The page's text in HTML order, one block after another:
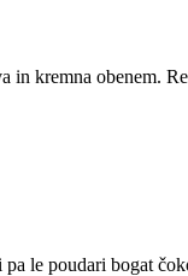
in kremna obenem.
le poudari bogat